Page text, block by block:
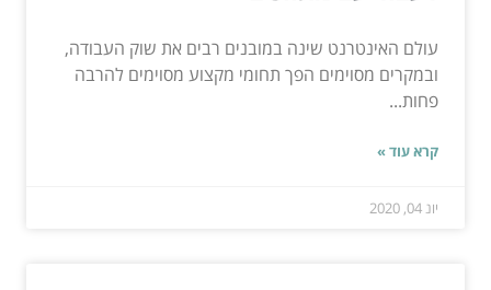
עולם האינטרנט שינה במובנים רבים את שוק העבודה,
ובמקרים מסוימים הפך תחומי מקצוע מסוימים להרבה
פחות...
קרא עוד »
יונ 04, 2020